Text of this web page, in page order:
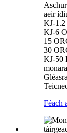
aeir
KJ-1.2
KJ-6
15
30
KJ-50
Féach